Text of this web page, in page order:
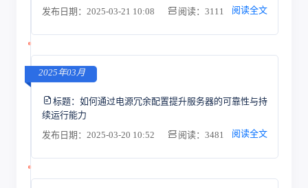
发布日期：2025-03-21 10:08
阅读：3111 阅读全文
2025年03月
标题： 如何通过电源冗余配置提升服务器的可靠性与持
续运行能力
发布日期：2025-03-20 10:52
阅读：3481 阅读全文